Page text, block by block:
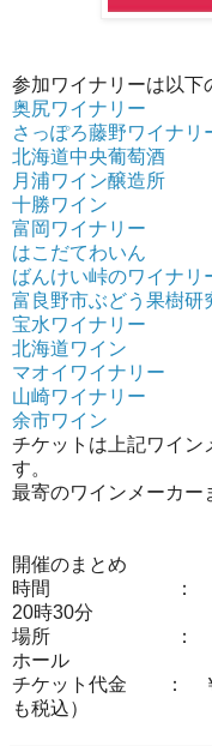
参加ワイナリーは以下
奥尻ワイナリー
さっぽろ藤野ワイナリ
北海道中央葡萄酒
月浦ワイン醸造所
十勝ワイン
富岡ワイナリー
はこだてわいん
ばんけい峠のワイナリ
富良野市ぶどう果樹研
宝水ワイナリー
北海道ワイン
マオイワイナリー
山崎ワイナリー
余市ワイン
チケットは上記ワイン
す。
最寄のワインメーカー
開催のまとめ
時間 ： 2012年
20時30分
場所 ： ホテル
ホール
チケット代金 ： ￥
も税込）